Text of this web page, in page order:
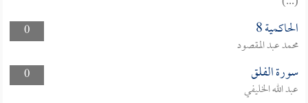
0
الحاكمية 8
محمد عبد المقصود
0
سورة الفلق
عبد الله الخليفي